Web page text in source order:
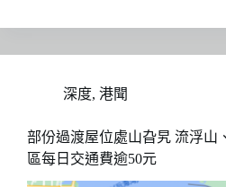
深度, 港聞
部份過渡屋位處山旮旯 流浮山
區每日交通費逾50元